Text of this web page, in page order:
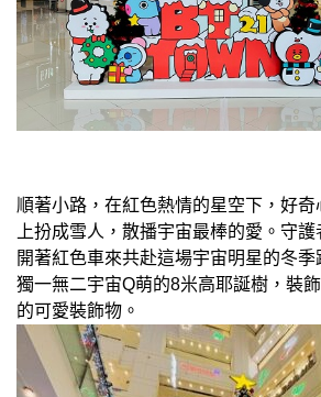
順著小路，在紅色熱情的星空下，好奇
上扮成雪人，散播宇宙最棒的愛。守
開著紅色車來共赴這場宇宙明星的冬
獨一無二宇宙Q萌的8米高耶誕樹，裝
的可愛裝飾物。